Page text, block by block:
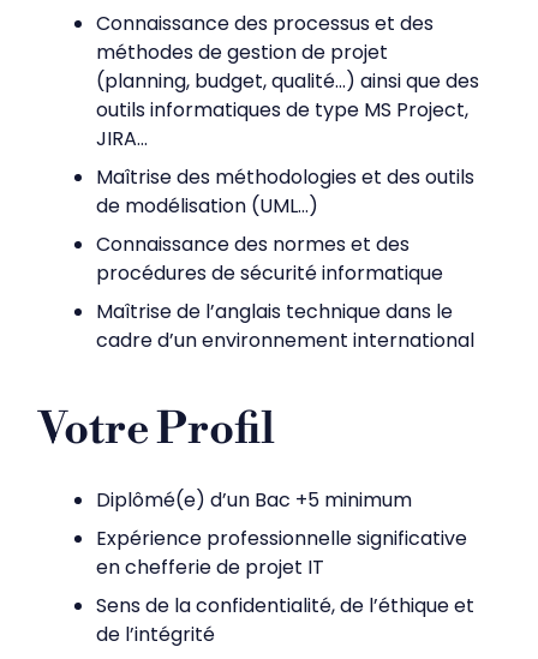
Connaissance des processus et des
méthodes de gestion de projet
(planning, budget, qualité…) ainsi que des
outils informatiques de type MS Project,
JIRA…
Maîtrise des méthodologies et des outils
de modélisation (UML…)
Connaissance des normes et des
procédures de sécurité informatique
Maîtrise de l’anglais technique dans le
cadre d’un environnement international
Votre Profil
Diplômé(e) d’un Bac +5 minimum
Expérience professionnelle significative
en chefferie de projet IT
Sens de la confidentialité, de l’éthique et
de l’intégrité